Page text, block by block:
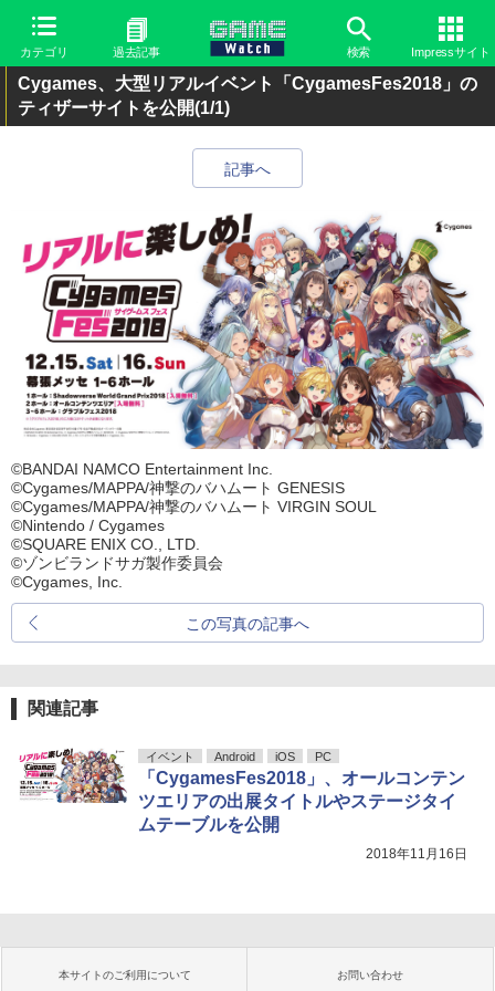
カテゴリ 過去記事 検索 Impressサイト
Cygames、大型リアルイベント「CygamesFes2018」の
ティザーサイトを公開(1/1)
記事へ
©BANDAI NAMCO Entertainment Inc.
©Cygames/MAPPA/神撃のバハムート GENESIS
©Cygames/MAPPA/神撃のバハムート VIRGIN SOUL
©Nintendo / Cygames
©SQUARE ENIX CO., LTD.
©ゾンビランドサガ製作委員会
©Cygames, Inc.
この写真の記事へ
関連記事
イベント Android iOS PC
「CygamesFes2018」、オールコンテン
ツエリアの出展タイトルやステージタイ
ムテーブルを公開
2018年11月16日
本サイトのご利用について お問い合わせ